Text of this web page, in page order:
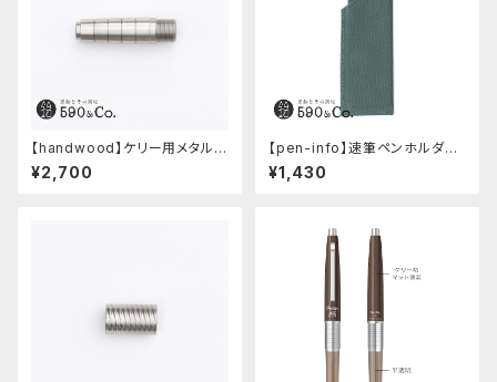
【handwood】ケリー用メタルグ
¥2,700
【pen-info】速筆ペンホルダー
590&Co.別注色 (アクアブル
ー)
¥1,430